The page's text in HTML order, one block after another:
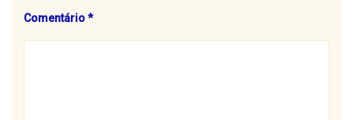
Comentário*